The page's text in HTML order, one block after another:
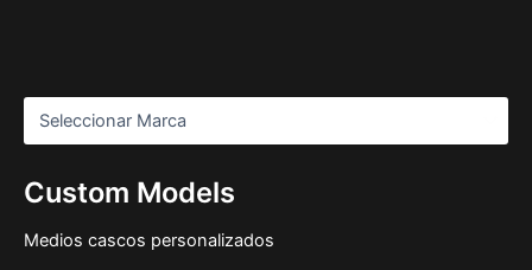
Custom Models
Medios cascos personalizados